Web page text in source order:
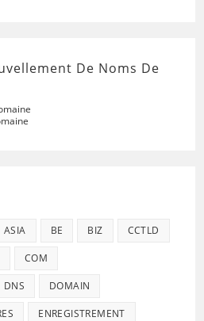
De Noms De
ASIA BE BIZ CCTLD
COM
DNS DOMAIN
ENREGISTREMENT